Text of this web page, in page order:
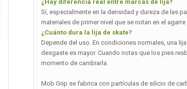
¿Hay diferencia real entre marcas de lija?
Sí, especialmente en la densidad y dureza de las
materiales de primer nivel que se notan en el
¿Cuánto dura la lija de skate?
Depende del uso. En condiciones normales, una
desgaste es mayor. Cuando notas que los pies
momento de cambiarla.
Mob Grip se fabrica con partículas de silicio de